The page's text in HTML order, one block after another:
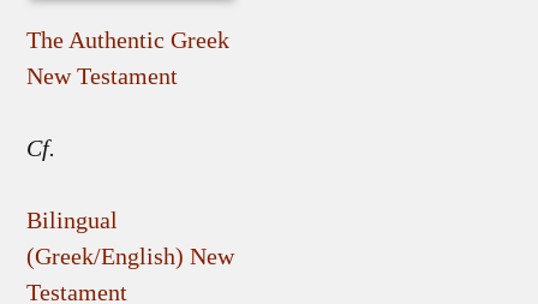
The Authentic Greek
New Testament
Cf.
Bilingual
(Greek/English) New
Testament